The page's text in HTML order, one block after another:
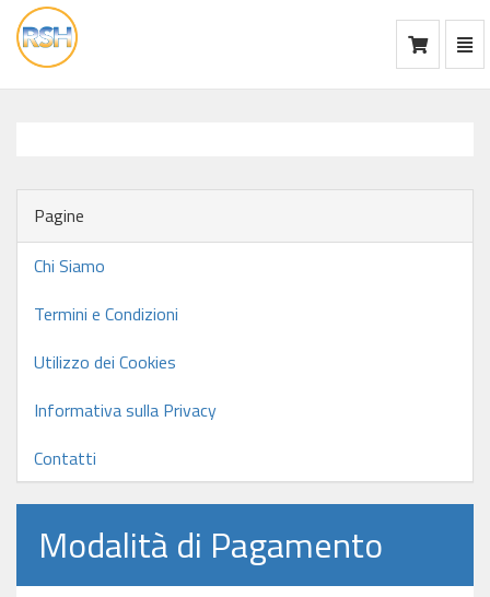
vai
alla
Pagine
Chi Siamo
Termini e Condizioni
Utilizzo dei Cookies
Informativa sulla Privacy
Contatti
Modalità di Pagamento